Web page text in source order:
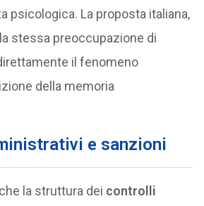
psicologica. La proposta italiana,
stessa preoccupazione di
il fenomeno
della memoria
e sanzioni
la struttura dei controlli